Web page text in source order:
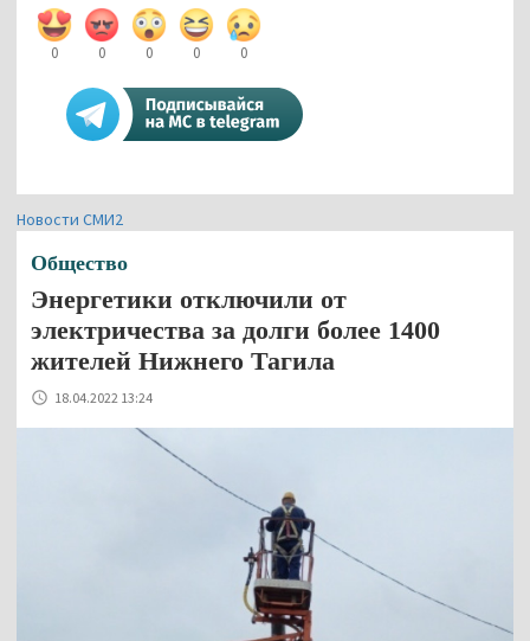
0 0 0 0 0
Новости СМИ2
Общество
Энергетики отключили от
электричества за долги более 1400
жителей Нижнего Тагила
18.04.2022 13:24